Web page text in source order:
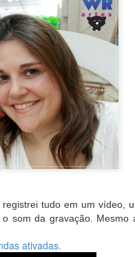
tudo em um vídeo,
som da gravação. Mesmo
ativadas.